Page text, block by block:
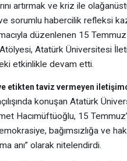
artırmak ve kriz ile
sorumlu habercilik refleksi
düzenlenen 15
Atatürk Üniversitesi
etkinlikle devam etti.
etikten taviz vermeyen
konuşan Atatürk
Hacımüftüoğlu, 15
bağımsızlığa ve
anı” olarak nitelendirdi.